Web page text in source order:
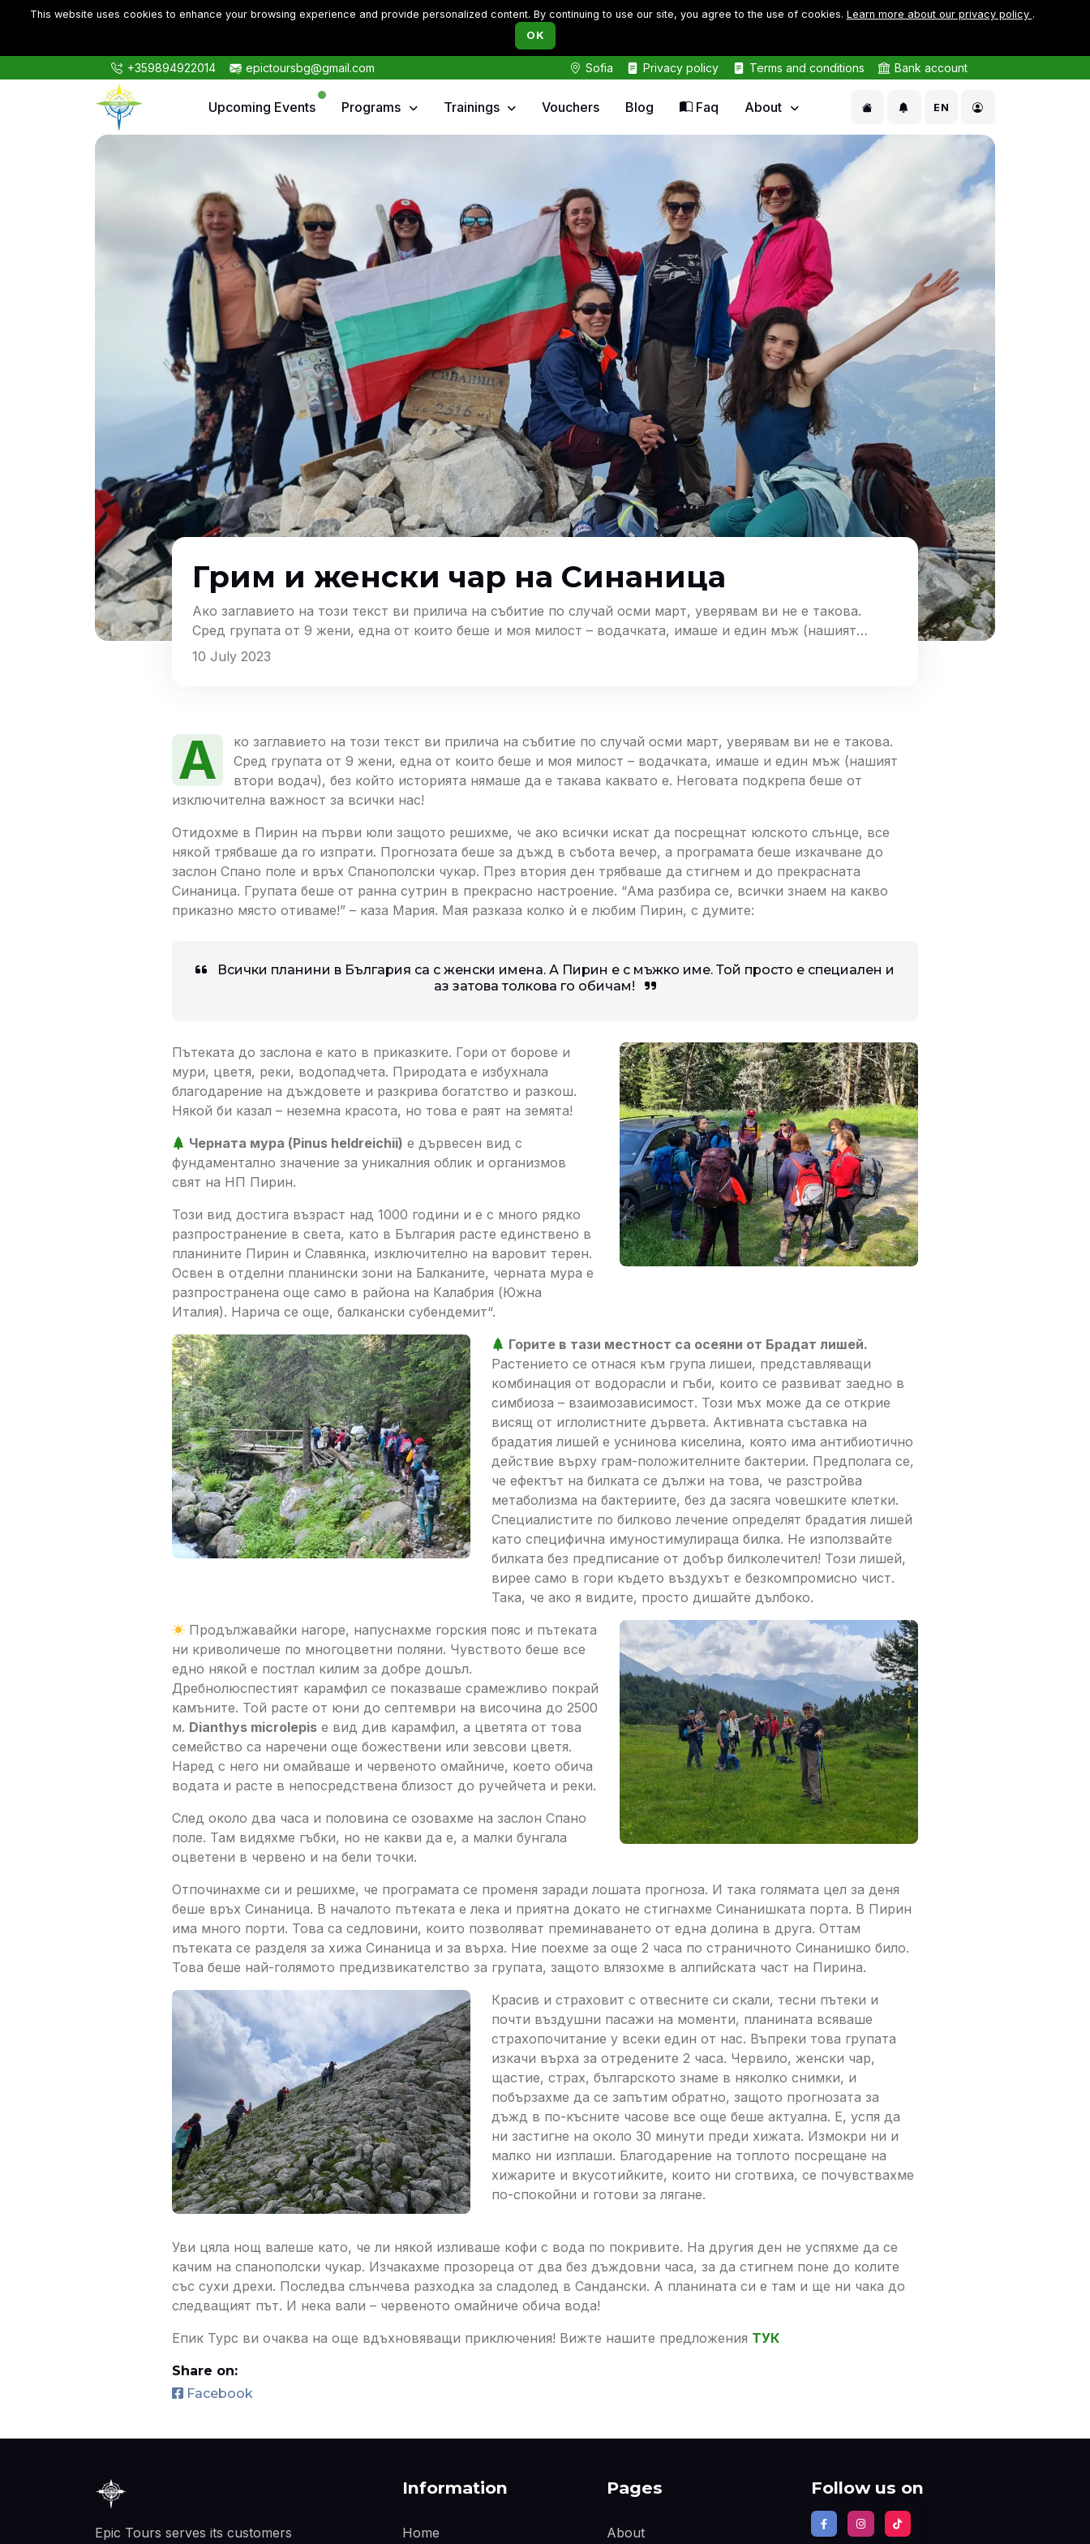
This website uses cookies to enhance your browsing experience and provide personalized content. By continuing to use our site, you agree to the use of cookies. Learn more about our privacy policy .
OK
+359894922014 epictoursbg@gmail.com Sofia Privacy policy Terms and conditions Bank account
Upcoming Events Programs Trainings Vouchers Blog Faq About EN
Грим и женски чар на Синаница
Ако заглавието на този текст ви прилича на събитие по случай осми март, уверявам ви не е такова.
Сред групата от 9 жени, една от които беше и моя милост – водачката, имаше и един мъж (нашият
втори водач), без който историята нямаше да е такава каквато е. Неговата подкрепа беше от
изключителна важност за всички нас!
10 July 2023
A
ко заглавието на този текст ви прилича на събитие по случай осми март, уверявам ви не е такова.
Сред групата от 9 жени, една от които беше и моя милост – водачката, имаше и един мъж (нашият
втори водач), без който историята нямаше да е такава каквато е. Неговата подкрепа беше от
изключителна важност за всички нас!
Отидохме в Пирин на първи юли защото решихме, че ако всички искат да посрещнат юлското слънце, все
някой трябваше да го изпрати. Прогнозата беше за дъжд в събота вечер, а програмата беше изкачване до
заслон Спано поле и връх Спанополски чукар. През втория ден трябваше да стигнем и до прекрасната
Синаница. Групата беше от ранна сутрин в прекрасно настроение. “Ама разбира се, всички знаем на какво
приказно място отиваме!” – каза Мария. Мая разказа колко ѝ е любим Пирин, с думите:
Всички планини в България са с женски имена. А Пирин е с мъжко име. Той просто е специален и
аз затова толкова го обичам!
Пътеката до заслона е като в приказките. Гори от борове и
мури, цветя, реки, водопадчета. Природата е избухнала
благодарение на дъждовете и разкрива богатство и разкош.
Някой би казал – неземна красота, но това е раят на земята!
Черната мура (Pinus heldreichii) е дървесен вид с
фундаментално значение за уникалния облик и организмов
свят на НП Пирин.
Този вид достига възраст над 1000 години и е с много рядко
разпространение в света, като в България расте единствено в
планините Пирин и Славянка, изключително на варовит терен.
Освен в отделни планински зони на Балканите, черната мура е
разпространена още само в района на Калабрия (Южна
Италия). Нарича се още, балкански субендемит“.
Горите в тази местност са осеяни от Брадат лишей.
Растението се отнася към група лишеи, представляващи
комбинация от водорасли и гъби, които се развиват заедно в
симбиоза – взаимозависимост. Този мъх може да се открие
висящ от иглолистните дървета. Активната съставка на
брадатия лишей е уснинова киселина, която има антибиотично
действие върху грам-положителните бактерии. Предполага се,
че ефектът на билката се дължи на това, че разстройва
метаболизма на бактериите, без да засяга човешките клетки.
Специалистите по билково лечение определят брадатия лишей
като специфична имуностимулираща билка. Не използвайте
билката без предписание от добър билколечител! Този лишей,
вирее само в гори където въздухът е безкомпромисно чист.
Така, че ако я видите, просто дишайте дълбоко.
Продължавайки нагоре, напуснахме горския пояс и пътеката
ни криволичеше по многоцветни поляни. Чувството беше все
едно някой е постлал килим за добре дошъл.
Дребнолюспестият карамфил се показваше срамежливо покрай
камъните. Той расте от юни до септември на височина до 2500
м. Dianthуs microlepis е вид див карамфил, а цветята от това
семейство са наречени още божествени или зевсови цветя.
Наред с него ни омайваше и червеното омайниче, което обича
водата и расте в непосредствена близост до ручейчета и реки.
След около два часа и половина се озовахме на заслон Спано
поле. Там видяхме гъбки, но не какви да е, а малки бунгала
оцветени в червено и на бели точки.
Отпочинахме си и решихме, че програмата се променя заради лошата прогноза. И така голямата цел за деня
беше връх Синаница. В началото пътеката е лека и приятна докато не стигнахме Синанишката порта. В Пирин
има много порти. Това са седловини, които позволяват преминаването от една долина в друга. Оттам
пътеката се разделя за хижа Синаница и за върха. Ние поехме за още 2 часа по страничното Синанишко било.
Това беше най-голямото предизвикателство за групата, защото влязохме в алпийската част на Пирина.
Красив и страховит с отвесните си скали, тесни пътеки и
почти въздушни пасажи на моменти, планината всяваше
страхопочитание у всеки един от нас. Въпреки това групата
изкачи върха за отредените 2 часа. Червило, женски чар,
щастие, страх, българското знаме в няколко снимки, и
побързахме да се запътим обратно, защото прогнозата за
дъжд в по-късните часове все още беше актуална. Е, успя да
ни застигне на около 30 минути преди хижата. Измокри ни и
малко ни изплаши. Благодарение на топлото посрещане на
хижарите и вкусотийките, които ни сготвиха, се почувствахме
по-спокойни и готови за лягане.
Уви цяла нощ валеше като, че ли някой изливаше кофи с вода по покривите. На другия ден не успяхме да се
качим на спанополски чукар. Изчакахме прозореца от два без дъждовни часа, за да стигнем поне до колите
със сухи дрехи. Последва слънчева разходка за сладолед в Сандански. А планината си е там и ще ни чака до
следващият път. И нека вали – червеното омайниче обича вода!
Епик Турс ви очаква на още вдъхновяващи приключения! Вижте нашите предложения ТУК
Share on:
Facebook
Epic Tours serves its customers
Information
Home
Pages
About
Follow us on